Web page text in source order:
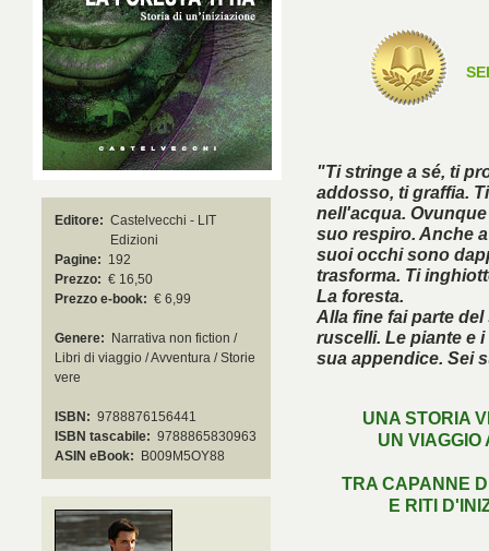
Editore: Castelvecchi - LIT
Edizioni
Pagine: 192
Prezzo: € 16,50
Prezzo e-book: € 6,99
Genere: Narrativa non fiction /
Libri di viaggio / Avventura / Storie
vere
ISBN: 9788876156441
ISBN tascabile: 9788865830963
ASIN eBook: B009M5OY88 È
"Ti stringe a sé, ti
addosso, ti graffia.
nell'acqua.
suo respiro. Anche
suoi occhi sono
trasforma. Ti
La foresta.
Alla fine fai parte
ruscelli. Le piante e
sua appendice. Sei
UNA STORIA
UN VIAGGIO
TRA CAPANNE
E RITI